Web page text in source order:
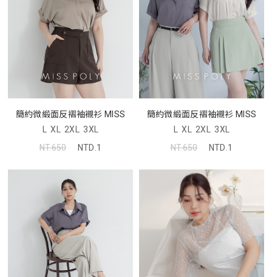
簡約微緞面反褶袖襯衫 MISS
L XL 2XL 3XL
NT.650
NTD.1
簡約微緞面反褶袖襯衫 MISS
L XL 2XL 3XL
NT.650
NTD.1